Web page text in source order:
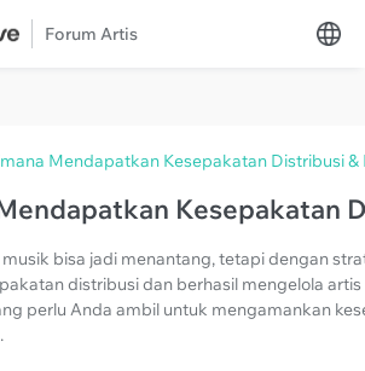
Forum Artis
Mendapatkan Kesepakatan Distribusi &
Kesepakatan
bisa jadi menantang, tetapi dengan
distribusi dan berhasil mengelola
perlu Anda ambil untuk mengamankan